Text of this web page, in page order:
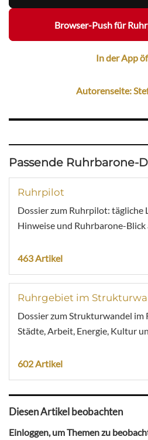
Browser-Push für
In der App
Autorenseite:
Passende Ruhrbarone-
Ruhrpilot
Dossier zum Ruhrpilot: tägliche
Hinweise und Ruhrbarone-
463 Artikel
Ruhrgebiet im
Dossier zum Strukturwandel im
Städte, Arbeit, Energie, Kultur
602 Artikel
Diesen Artikel beobachten
Einloggen, um Themen zu